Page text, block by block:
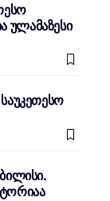
ულამაზესი